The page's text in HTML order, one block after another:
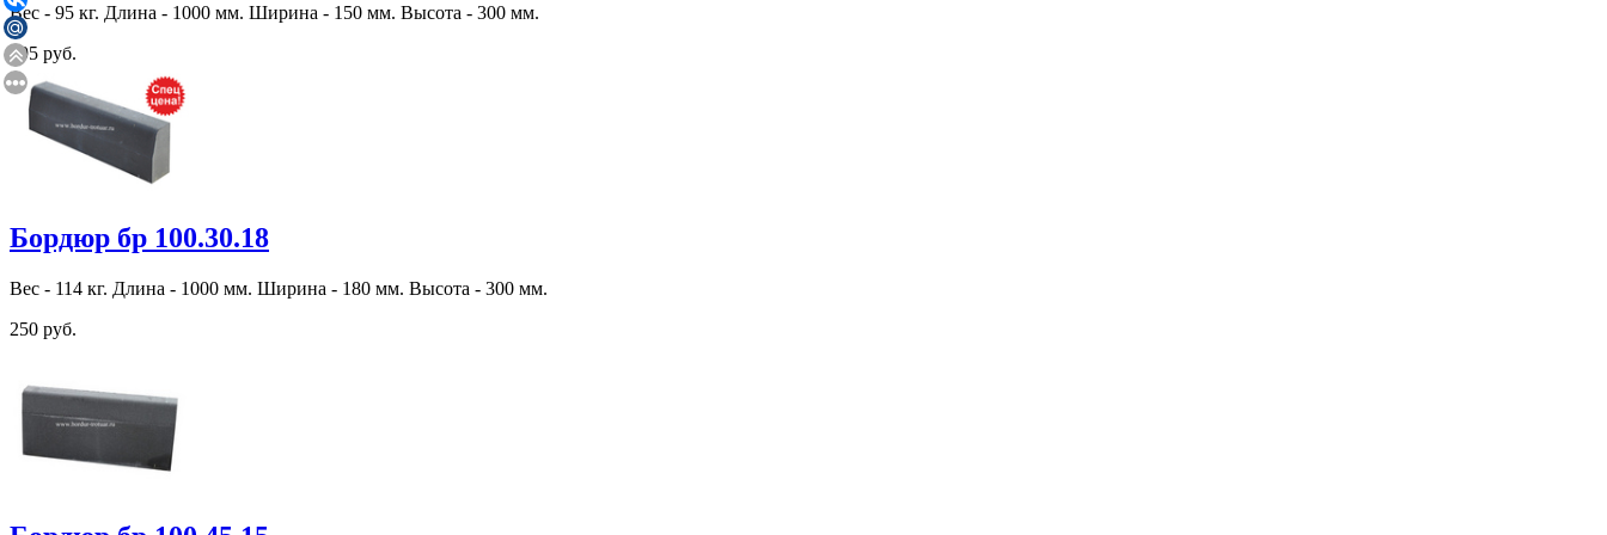
Вес - 95 кг. Длина - 1000 мм. Ширина - 150 мм. Высота - 300 мм.
195 руб.
Бордюр бр 100.30.18
Вес - 114 кг. Длина - 1000 мм. Ширина - 180 мм. Высота - 300 мм.
250 руб.